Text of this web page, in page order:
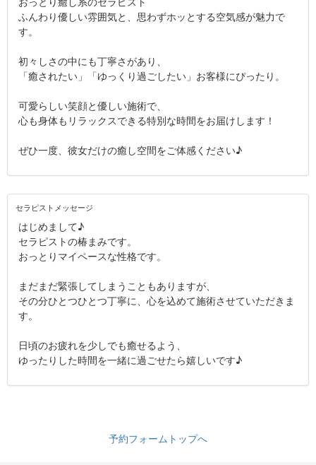
ふんわり優しい雰囲気と、思わずホッとする空気感が魅力で
す。
初々しさの中にも丁寧さがあり、
「癒されたい」「ゆっくり過ごしたい」お客様にぴったり。
可愛らしい笑顔と優しい施術で、
心も身体もリラックスできる特別な時間をお届けします！
ぜひ一度、彼女だけの癒し空間をご体感ください♪
セラピストメッセージ
はじめまして♪
セラピストの椿まみです。
おっとりマイペースな性格です。
まだまだ緊張してしまうこともありますが、
その分ひとつひとつ丁寧に、心を込めて施術させていただきま
す。
日頃のお疲れを少しでも癒せるよう、
ゆったりした時間を一緒に過ごせたら嬉しいです♪
予約フォームトップへ